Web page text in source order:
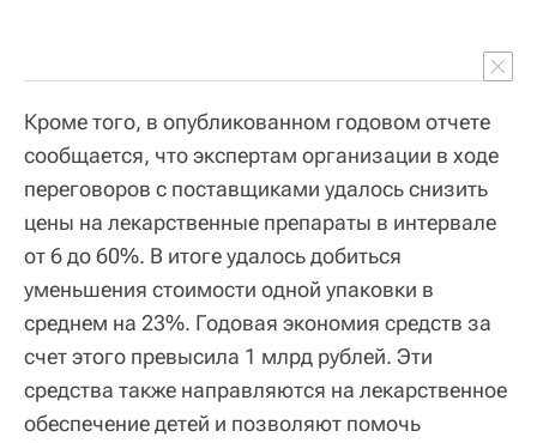
Кроме того, в опубликованном годовом отчете
сообщается, что экспертам организации в ходе
переговоров с поставщиками удалось снизить
цены на лекарственные препараты в интервале
от 6 до 60%. В итоге удалось добиться
уменьшения стоимости одной упаковки в
среднем на 23%. Годовая экономия средств за
счет этого превысила 1 млрд рублей. Эти
средства также направляются на лекарственное
обеспечение детей и позволяют помочь